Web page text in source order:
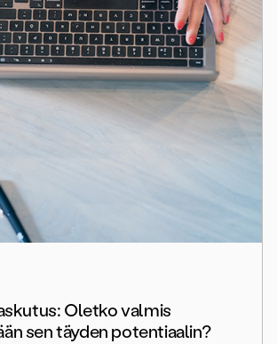
Oletko valmis
sen täyden potentiaalin?